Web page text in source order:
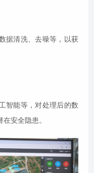
据清洗、去噪等，以获
智能等，对处理后的数
安全隐患。